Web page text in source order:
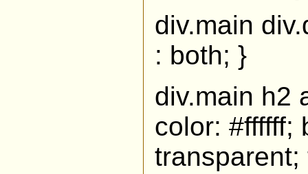
div.main
: both; }
div.main h2
color: #ffffff;